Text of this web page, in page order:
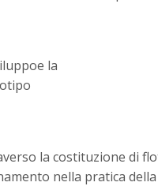
la
la costituzione di
nella pratica della